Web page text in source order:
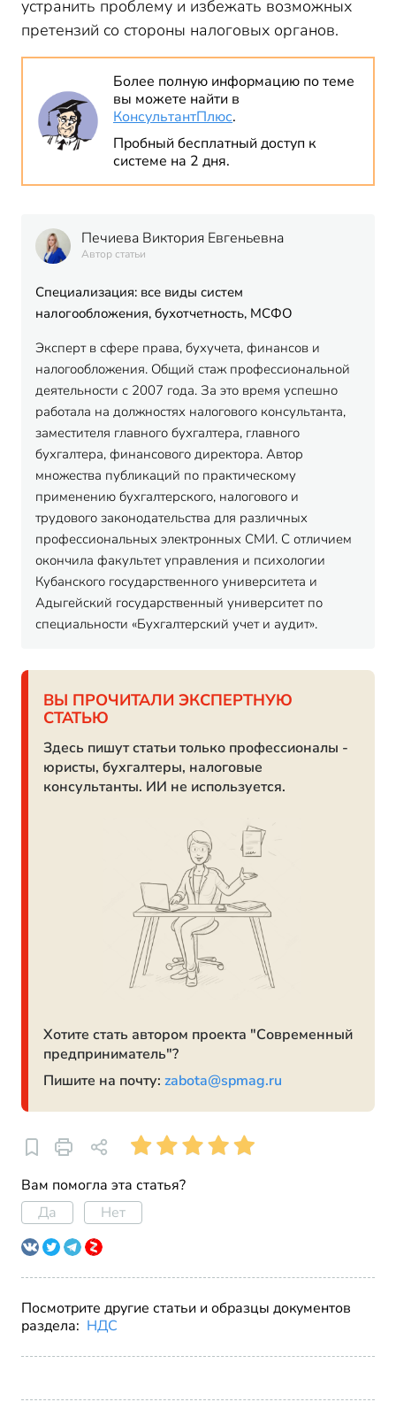
устранить проблему и избежать возможных
претензий со стороны налоговых органов.
Более полную информацию по теме
вы можете найти в
КонсультантПлюс.
Пробный бесплатный доступ к
системе на 2 дня.
Печиева Виктория Евгеньевна
Автор статьи
Специализация: все виды систем
налогообложения, бухотчетность, МСФО
Эксперт в сфере права, бухучета, финансов и
налогообложения. Общий стаж профессиональной
деятельности с 2007 года. За это время успешно
работала на должностях налогового консультанта,
заместителя главного бухгалтера, главного
бухгалтера, финансового директора. Автор
множества публикаций по практическому
применению бухгалтерского, налогового и
трудового законодательства для различных
профессиональных электронных СМИ. С отличием
окончила факультет управления и психологии
Кубанского государственного университета и
Адыгейский государственный университет по
специальности «Бухгалтерский учет и аудит».
ВЫ ПРОЧИТАЛИ ЭКСПЕРТНУЮ
СТАТЬЮ
Здесь пишут статьи только профессионалы -
юристы, бухгалтеры, налоговые
консультанты. ИИ не используется.
Хотите стать автором проекта "Современный
предприниматель"?
Пишите на почту: zabota@spmag.ru
Вам помогла эта статья?
Да
Нет
Посмотрите другие статьи и образцы документов
раздела: НДС